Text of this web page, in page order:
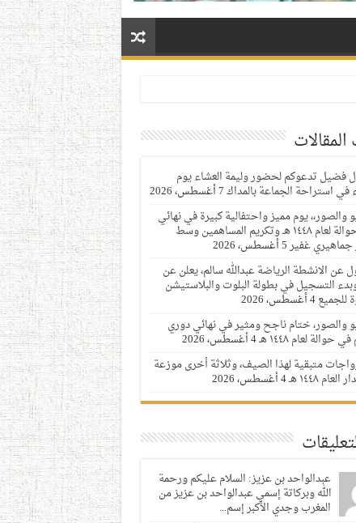
فضيل تدعوكم لحضور وليمة العشاء يوم
في استراحة الجماعة بالمداك7 أغسطس، 2026
والصور،، يوم مميز واحتفالية كبيرة في نهائي
دوري حوالة لعام ١٤٤٨ هـ وتكريم المساهمين وسط
غفير5 أغسطس، 2026
عن الانشطة الرياضة عبدالله سالم، يعلن عن
التسجيل في بطولة البلوت والبلاستيشن
للجميع4 أغسطس، 2026
والصور، ختام ناجح ومثير في نهائي دوري
حوالة لعام ١٤٤٨ هـ
4 أغسطس، 2026
متبقية لهذا الصيف، وثلاثة أخرى موزعة
١٤٤٨ هـ 4 أغسطس، 2026
عبدالواحد بن عزيز: السلام عليكم ورحمة
الله وبركاتة إسمي عبدالواحد بن عزيز من
المغرب وجدي الأكبر إسم...